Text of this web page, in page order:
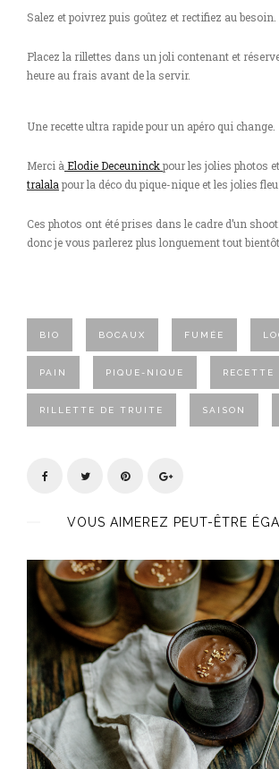
Salez et poivrez puis goûtez et rectifiez au besoin.
Placez la rillettes dans un joli contenant et
heure au frais avant de la servir.
Une recette ultra rapide pour un apéro qui change.
Merci à Elodie Deceuninckpour les jolies photos et
tralala pour la déco du pique-nique et les jolies
Ces photos ont été prises dans le cadre d’un
donc je vous parlerez plus longuement tout bientôt.
BIO BOCAUX FUMÉE
PAIN PIQUE-NIQUE RECETTE
RILLETTE DE TRUITE SAISON
VOUS AIMEREZ PEUT-ÊTRE